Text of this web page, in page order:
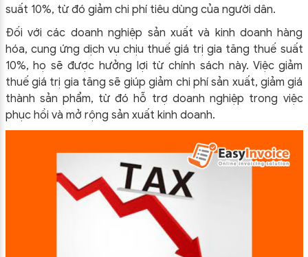
suất 10%, từ đó giảm chi phí tiêu dùng của người dân.
Đối với các doanh nghiệp sản xuất và kinh doanh hàng
hóa, cung ứng dịch vụ chịu thuế giá trị gia tăng thuế suất
10%, họ sẽ được hưởng lợi từ chính sách này. Việc giảm
thuế giá trị gia tăng sẽ giúp giảm chi phí sản xuất, giảm giá
thành sản phẩm, từ đó hỗ trợ doanh nghiệp trong việc
phục hồi và mở rộng sản xuất kinh doanh.